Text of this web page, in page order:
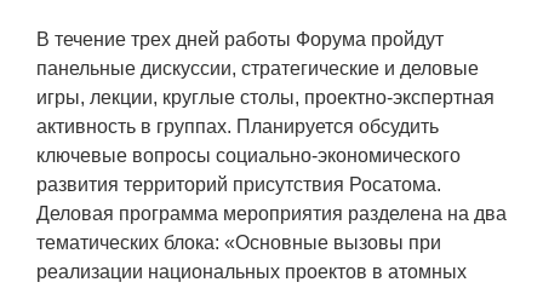
Цифровые продукты
Электротехника
Системы безопасности
Услуги
Прочая продукция
В течение трех дней работы Форума пройдут
панельные дискуссии, стратегические и деловые
игры, лекции, круглые столы, проектно-экспертная
активность в группах. Планируется обсудить
ключевые вопросы социально-экономического
развития территорий присутствия Росатома.
Деловая программа мероприятия разделена на два
тематических блока: «Основные вызовы при
реализации национальных проектов в атомных